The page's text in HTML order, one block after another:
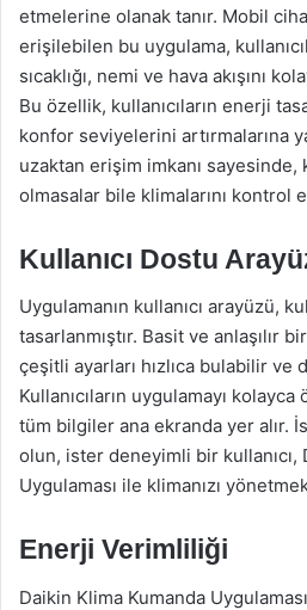
etmelerine olanak tanır. Mobil
erişilebilen bu uygulama,
sıcaklığı, nemi ve hava akışını
Bu özellik, kullanıcıların enerji
konfor seviyelerini artırmalarına
uzaktan erişim imkanı sayesinde,
olmasalar bile klimalarını kontrol
Kullanıcı Dostu
Uygulamanın kullanıcı arayüzü,
tasarlanmıştır. Basit ve anlaşılır
çeşitli ayarları hızlıca bulabilir ve
Kullanıcıların uygulamayı
tüm bilgiler ana ekranda yer alır.
olun, ister deneyimli bir kullanıcı,
Uygulaması ile klimanızı
Enerji Verimliliği
Daikin Klima Kumanda